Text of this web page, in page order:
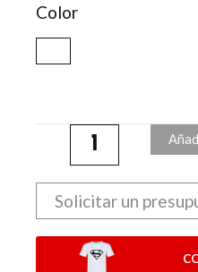
Color
Solicitar un